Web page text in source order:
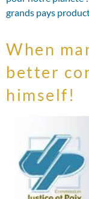
grands pays
When
better
himself!